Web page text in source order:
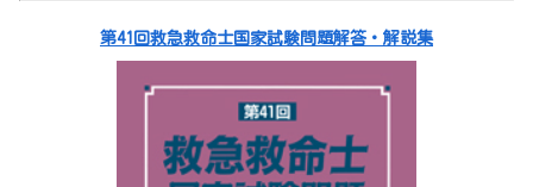
第41回救急救命士国家試験問題解答・解説集